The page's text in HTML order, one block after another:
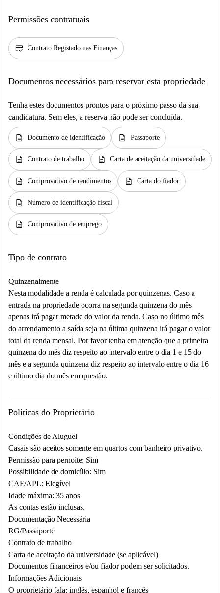
Permissões contratuais
credit_score Contrato Registado nas Finanças
Documentos necessários para reservar esta propriedade
Tenha estes documentos prontos para o próximo passo da sua
candidatura. Sem eles, a reserva não pode ser concluída.
description Documento de identificação description Passaporte
description Contrato de trabalho description Carta de aceitação da universidade
description Comprovativo de rendimentos description Carta do fiador
description Número de identificação fiscal
description Comprovativo de emprego
Tipo de contrato
Quinzenalmente
Nesta modalidade a renda é calculada por quinzenas. Caso a
entrada na propriedade ocorra na segunda quinzena do mês
apenas irá pagar metade do valor da renda. Caso no último mês
do arrendamento a saída seja na última quinzena irá pagar o valor
total da renda mensal. Por favor tenha em atenção que a primeira
quinzena do mês diz respeito ao intervalo entre o dia 1 e 15 do
mês e a segunda quinzena diz respeito ao intervalo entre o dia 16
e último dia do mês em questão.
Políticas do Proprietário
Condições de Aluguel
Casais são aceitos somente em quartos com banheiro privativo.
Permissão para pernoite: Sim
Possibilidade de domicílio: Sim
CAF/APL: Elegível
Idade máxima: 35 anos
As contas estão inclusas.
Documentação Necessária
RG/Passaporte
Contrato de trabalho
Carta de aceitação da universidade (se aplicável)
Documentos financeiros e/ou fiador podem ser solicitados.
Informações Adicionais
O proprietário fala: inglês, espanhol e francês